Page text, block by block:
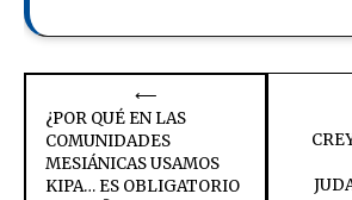
Navegación
de
entradas
⟵
¿POR QUÉ EN LAS
COMUNIDADES
MESIÁNICAS USAMOS
KIPA… ES OBLIGATORIO